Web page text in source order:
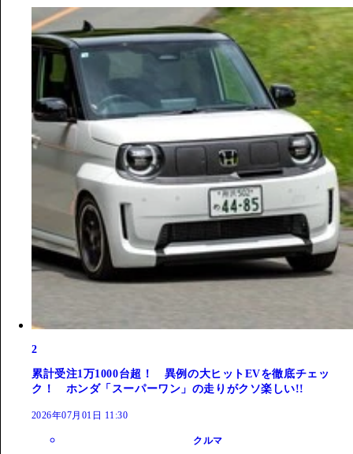
2
累計受注1万1000台超！ 異例の大ヒットEVを徹底チェッ
ク！ ホンダ「スーパーワン」の走りがクソ楽しい!!
2026年07月01日 11:30
クルマ